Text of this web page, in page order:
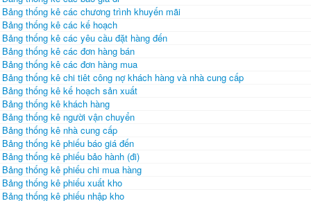
Bảng thống kê các chương trình khuyến mãi
Bảng thống kê các kế hoạch
Bảng thống kê các yêu cầu đặt hàng đến
Bảng thống kê các đơn hàng bán
Bảng thống kê các đơn hàng mua
Bảng thống kê chi tiêt công nợ khách hàng và nhà cung cấp
Bảng thống kê kế hoạch sản xuất
Bảng thống kê khách hàng
Bảng thống kê người vận chuyển
Bảng thống kê nhà cung cấp
Bảng thống kê phiếu báo giá đến
Bảng thống kê phiếu bảo hành (đi)
Bảng thống kê phiếu chi mua hàng
Bảng thống kê phiếu xuất kho
Bảng thống kê phiếu nhập kho